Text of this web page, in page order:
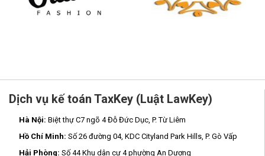
Dịch vụ kế toán TaxKey (Luật LawKey)
Hà Nội: Biệt thự C7 ngõ 4 Đỗ Đức Dục, P. Từ Liêm
Hồ Chí Minh: Số 26 đường 04, KDC Cityland Park Hills, P. Gò Vấp
Hải Phòng: Số 44 Khu dân cư 4 phường An Dương